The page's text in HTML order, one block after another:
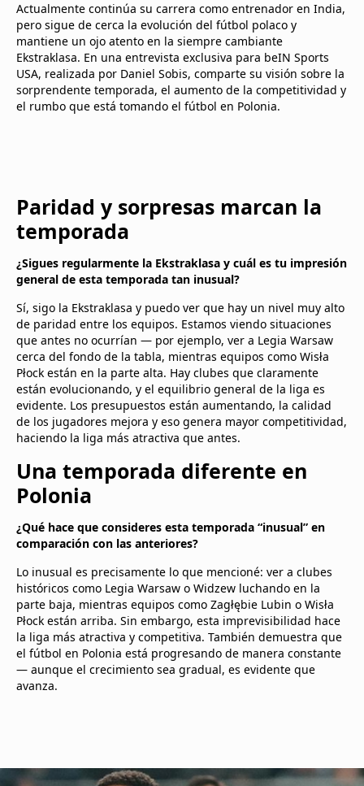
Actualmente continúa su carrera como entrenador en India,
pero sigue de cerca la evolución del fútbol polaco y
mantiene un ojo atento en la siempre cambiante
Ekstraklasa. En una entrevista exclusiva para beIN Sports
USA, realizada por Daniel Sobis, comparte su visión sobre la
sorprendente temporada, el aumento de la competitividad y
el rumbo que está tomando el fútbol en Polonia.
Paridad y sorpresas marcan la
temporada
¿Sigues regularmente la Ekstraklasa y cuál es tu impresión
general de esta temporada tan inusual?
Sí, sigo la Ekstraklasa y puedo ver que hay un nivel muy alto
de paridad entre los equipos. Estamos viendo situaciones
que antes no ocurrían — por ejemplo, ver a Legia Warsaw
cerca del fondo de la tabla, mientras equipos como Wisła
Płock están en la parte alta. Hay clubes que claramente
están evolucionando, y el equilibrio general de la liga es
evidente. Los presupuestos están aumentando, la calidad
de los jugadores mejora y eso genera mayor competitividad,
haciendo la liga más atractiva que antes.
Una temporada diferente en
Polonia
¿Qué hace que consideres esta temporada “inusual” en
comparación con las anteriores?
Lo inusual es precisamente lo que mencioné: ver a clubes
históricos como Legia Warsaw o Widzew luchando en la
parte baja, mientras equipos como Zagłębie Lubin o Wisła
Płock están arriba. Sin embargo, esta imprevisibilidad hace
la liga más atractiva y competitiva. También demuestra que
el fútbol en Polonia está progresando de manera constante
— aunque el crecimiento sea gradual, es evidente que
avanza.